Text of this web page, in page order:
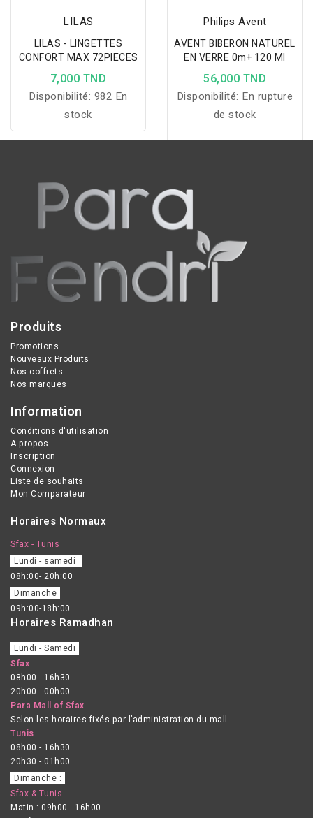
LILAS
LILAS - LINGETTES
CONFORT MAX 72PIECES
7,000 TND
Disponibilité: 982 En
stock
Philips Avent
AVENT BIBERON NATUREL
EN VERRE 0m+ 120 Ml
56,000 TND
Disponibilité: En rupture
de stock
Produits
Promotions
Nouveaux Produits
Nos coffrets
Nos marques
Information
Conditions d'utilisation
A propos
Inscription
Connexion
Liste de souhaits
Mon Comparateur
Horaires Normaux
Sfax - Tunis
Lundi - samedi
08h:00- 20h:00
Dimanche
09h:00-18h:00
Horaires Ramadhan
Lundi - Samedi
Sfax
08h00 - 16h30
20h00 - 00h00
Para Mall of Sfax
Selon les horaires fixés par l’administration du mall.
Tunis
08h00 - 16h30
20h30 - 01h00
Dimanche :
Sfax & Tunis
Matin : 09h00 - 16h00